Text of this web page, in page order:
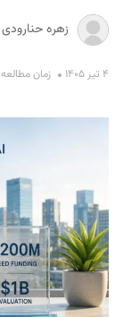
زهره حنارودی
۴ تیر ۱۴۰۵ زمان مطالعه : ۵